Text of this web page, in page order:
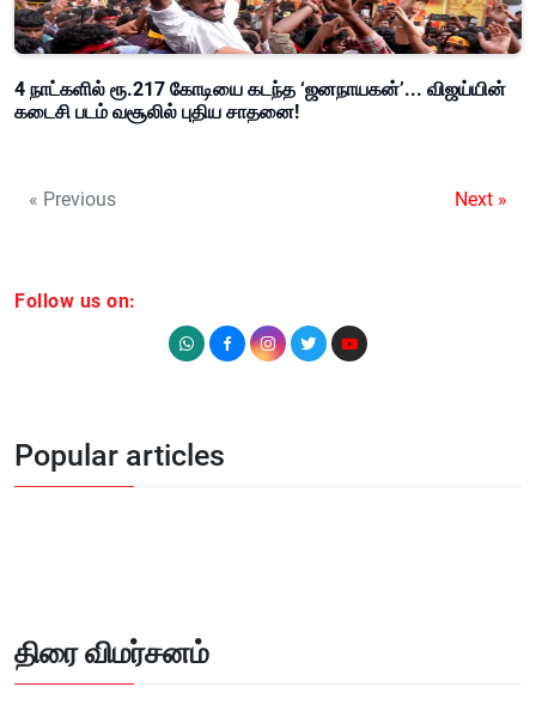
4 நாட்களில் ரூ.217 கோடியை கடந்த ‘ஜனநாயகன்’... விஜய்யின்
கடைசி படம் வசூலில் புதிய சாதனை!
« Previous Next »
Follow us on:
Popular articles
திரை விமர்சனம்